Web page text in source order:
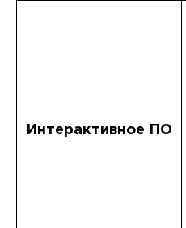
Интерактивное ПО